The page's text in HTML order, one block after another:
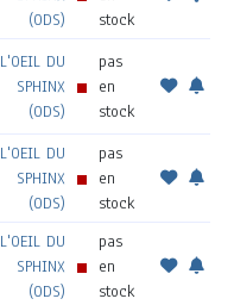
(ODS)
stock
L'OEIL DU
SPHINX
(ODS)
pas
en
stock
L'OEIL DU
SPHINX
(ODS)
pas
en
stock
L'OEIL DU
SPHINX
(ODS)
pas
en
stock